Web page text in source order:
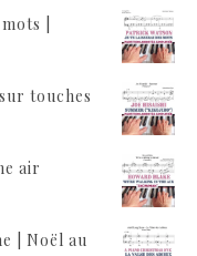
|
touches
air
| Noël au